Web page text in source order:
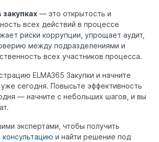
закупках — это открытость и
всех действий в процессе
риски коррупции, упрощает аудит,
между подразделениями и
всех участников процесса.
ELMA365 Закупки и начните
сегодня. Повысьте эффективность
— начните с небольших шагов, и вы
экспертами, чтобы получить
и найти решение под